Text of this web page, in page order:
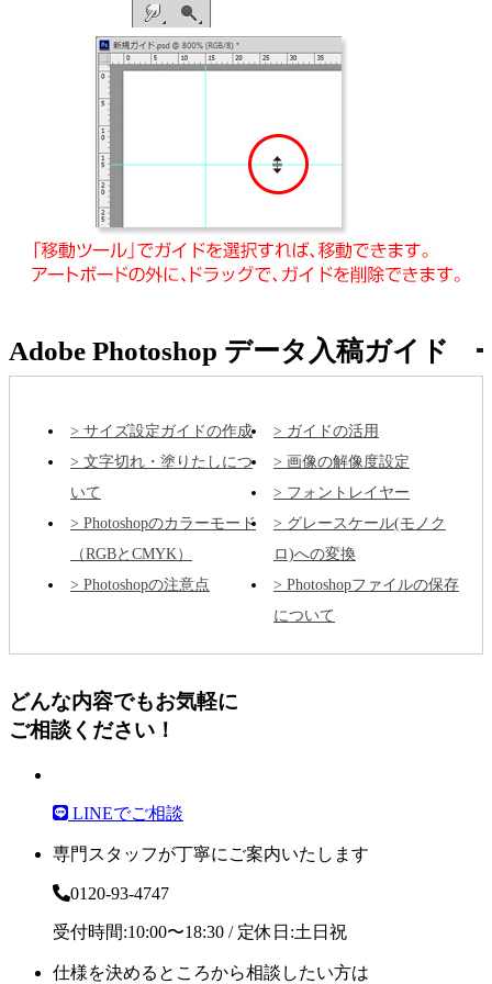
Adobe Photoshop データ入稿ガイド
サイズ設定ガイドの作成
ガイドの活用
文字切れ・塗りたしにつ
いて
画像の解像度設定
フォントレイヤー
Photoshopのカラーモード
（RGBとCMYK）
グレースケール(モノク
ロ)への変換
Photoshopの注意点
Photoshopファイルの保存
について
どんな内容でもお気軽に
ご相談ください！
LINEでご相談
専門スタッフが丁寧にご案内いたします
0120-93-4747
受付時間:10:00〜18:30 / 定休日:土日祝
仕様を決めるところから相談したい方は